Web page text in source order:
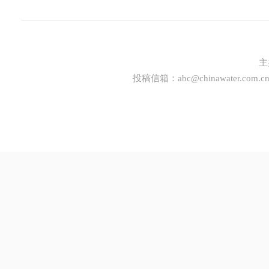
投稿信箱： abc@chinawater.com.cn